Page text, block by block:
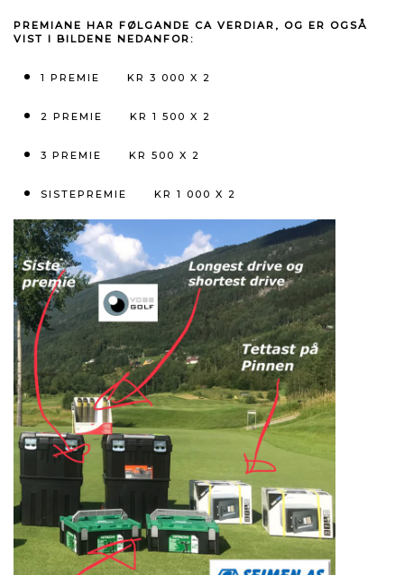
PREMIANE HAR FØLGANDE CA VERDIAR, OG ER OGSÅ
VIST I BILDENE NEDANFOR:
1 PREMIE KR 3 000 X 2
2 PREMIE KR 1 500 X 2
3 PREMIE KR 500 X 2
SISTEPREMIE KR 1 000 X 2